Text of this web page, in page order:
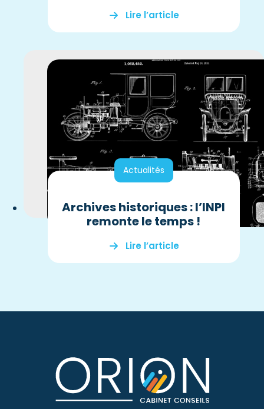
Lire l’article
Actualités
Archives historiques : l’INPI
remonte le temps !
Lire l’article